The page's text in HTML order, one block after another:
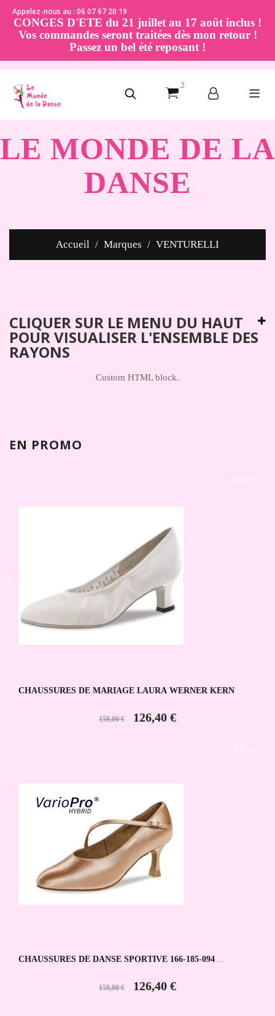
Appelez-nous au : 06 07 67 20 19
CONGES D'ETE du 21 juillet au 17 août inclus !
Vos commandes seront traitées dès mon retour !
Passez un bel été reposant !
2
LE MONDE DE LA
DANSE
Accueil Marques VENTURELLI
CLIQUER SUR LE MENU DU HAUT
POUR VISUALISER L'ENSEMBLE DES
RAYONS
Custom HTML block.
EN PROMO
SALE
CHAUSSURES DE MARIAGE LAURA WERNER KERN
158,00 € 126,40 €
SALE
CHAUSSURES DE DANSE SPORTIVE 166-185-094
158,00 € 126,40 €